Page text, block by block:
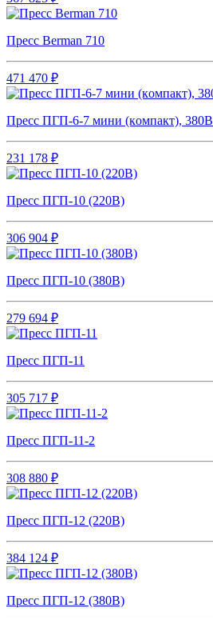
Пресс Berman 710
471 470 ₽
Пpecc ПГП-6-7 мини (кoмпакт), 380В
231 178 ₽
Пресс ПГП-10 (220В)
306 904 ₽
Пресс ПГП-10 (380В)
279 694 ₽
Пресс ПГП-11
305 717 ₽
Пресс ПГП-11-2
308 880 ₽
Пресс ПГП-12 (220В)
384 124 ₽
Пресс ПГП-12 (380В)